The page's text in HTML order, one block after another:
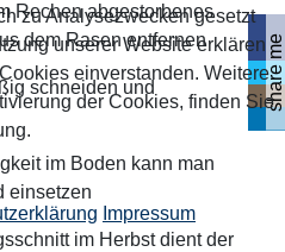
Rechen abgestorbenes
dem Rasen entfernen
schneiden und
im Boden kann man
einsetzen
im Herbst dient der
share me
zu Analysezwecken gesetzt
unserer Website erklären
einverstanden. Weitere
der Cookies, finden Sie
Impressum